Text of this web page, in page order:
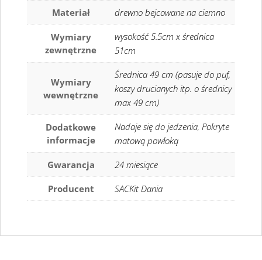
Materiał
drewno bejcowane na ciemno
Wymiary
zewnętrzne
wysokość 5.5cm x średnica
51cm
Wymiary
wewnętrzne
Średnica 49 cm (pasuje do puf,
koszy drucianych itp. o średnicy
max 49 cm)
Dodatkowe
informacje
Nadaje się do jedzenia, Pokryte
matową powłoką
Gwarancja 24 miesiące
Producent SACKit Dania